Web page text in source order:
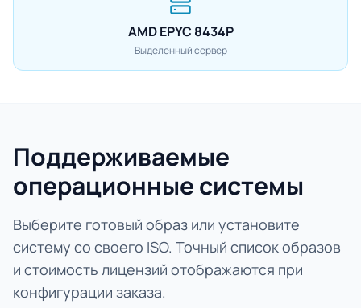
AMD EPYC 8434P
Выделенный сервер
Поддерживаемые
операционные системы
Выберите готовый образ или установите
систему со своего ISO. Точный список образов
и стоимость лицензий отображаются при
конфигурации заказа.